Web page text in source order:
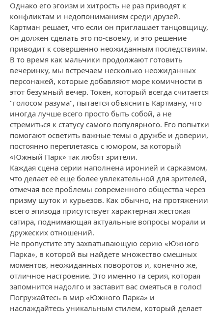
Однако его эгоизм и хитрость не раз приводят к
конфликтам и недопониманиям среди друзей.
Картман решает, что если он приглашает танцовщицу,
он должен сделать это по-своему, и это решение
приводит к совершенно неожиданным последствиям.
В то время как мальчики продолжают готовить
вечеринку, мы встречаем несколько неожиданных
персонажей, которые добавляют море комичности в
этот безумный вечер. Токен, который всегда считается
"голосом разума", пытается объяснить Картману, что
иногда лучше всего просто быть собой, а не
стремиться к статусу самого популярного. Его попытки
помогают осветить важные темы о дружбе и доверии,
постоянно переплетаясь с юмором, за который
«Южный Парк» так любят зрители.
Каждая сцена серии наполнена иронией и сарказмом,
что делает её еще более увлекательной для зрителей,
отмечая все проблемы современного общества через
призму шуток и курьезов. Как обычно, на протяжении
всего эпизода присутствует характерная жестокая
сатира, поднимающая актуальные вопросы морали и
дружеских отношений.
Не пропустите эту захватывающую серию «Южного
Парка», в которой вы найдете множество смешных
моментов, неожиданных поворотов и, конечно же,
отличное настроение. Это именно та серия, которая
запомнится надолго и заставит вас смеяться в голос!
Погружайтесь в мир «Южного Парка» и
наслаждайтесь уникальным стилем, который делает